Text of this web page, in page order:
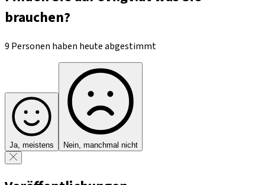
brauchen?
9 Personen haben heute abgestimmt
Ja, meistens Nein, manchmal nicht